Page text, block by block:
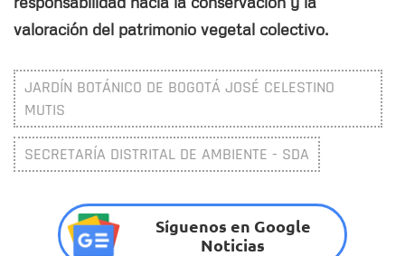
valoración del patrimonio vegetal colectivo.
JARDÍN BOTÁNICO DE BOGOTÁ JOSÉ CELESTINO
MUTIS
SECRETARÍA DISTRITAL DE AMBIENTE - SDA
Síguenos en Google
Noticias